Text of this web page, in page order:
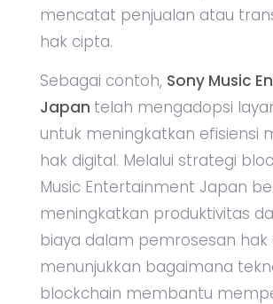
mencatat penjualan atau
hak cipta.
Sebagai contoh, Sony Music
Japan telah mengadopsi
untuk meningkatkan efisiensi
hak digital. Melalui strategi
Music Entertainment Japan
meningkatkan produktivitas
biaya dalam pemrosesan hak
menunjukkan bagaimana
blockchain membantu